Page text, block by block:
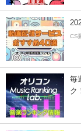
CS
毎
ク